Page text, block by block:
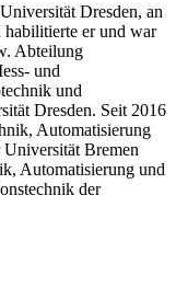
Dresden, an
habilitierte er und war
Abteilung
und
und
Dresden. Seit 2016
Automatisierung
Bremen
Automatisierung und
der